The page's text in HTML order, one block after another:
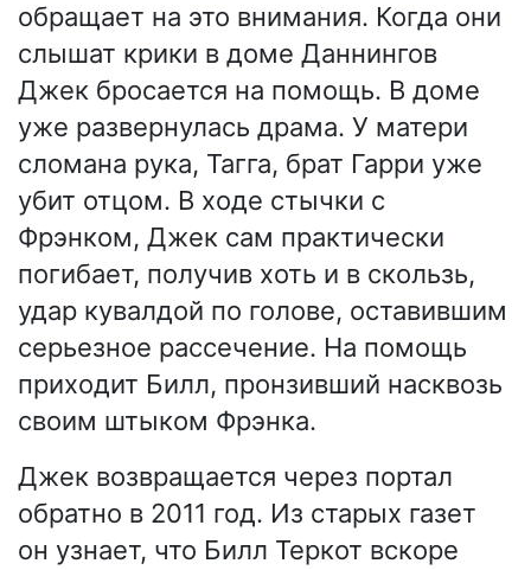
обращает на это внимания. Когда они
слышат крики в доме Даннингов
Джек бросается на помощь. В доме
уже развернулась драма. У матери
сломана рука, Тагга, брат Гарри уже
убит отцом. В ходе стычки с
Фрэнком, Джек сам практически
погибает, получив хоть и в скользь,
удар кувалдой по голове, оставившим
серьезное рассечение. На помощь
приходит Билл, пронзивший насквозь
своим штыком Фрэнка.
Джек возвращается через портал
обратно в 2011 год. Из старых газет
он узнает, что Билл Теркот вскоре